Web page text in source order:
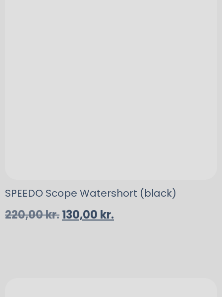
SPEEDO Scope Watershort (black)
220,00kr.130,00 kr.